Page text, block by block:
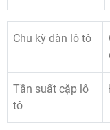
Chu kỳ dàn lô tô
Tần suất cặp lô
tô